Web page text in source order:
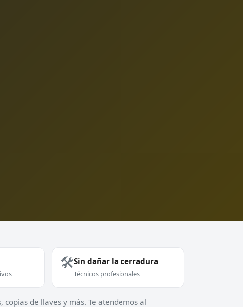
🛠️Sin dañar la cerradura
Técnicos profesionales
de llaves y más. Te atendemos al